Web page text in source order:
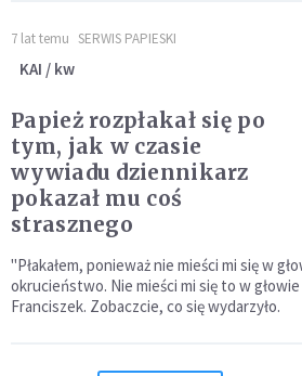
7 lat temu SERWIS PAPIESKI
KAI / kw
Papież rozpłakał się po
tym, jak w czasie
wywiadu dziennikarz
pokazał mu coś
strasznego
"Płakałem, ponieważ nie mieści mi się w
okrucieństwo. Nie mieści mi się to w
Franciszek. Zobaczcie, co się wydarzyło.